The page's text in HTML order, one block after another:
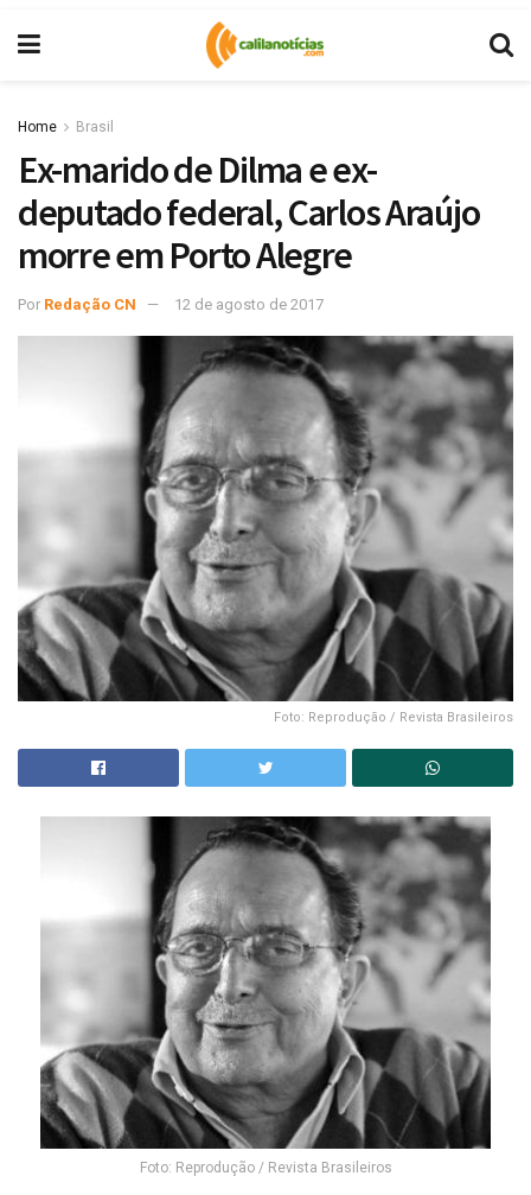
Home Brasil
Ex-marido de Dilma e ex-
deputado federal, Carlos Araújo
morre em Porto Alegre
Por Redação CN 12 de agosto de 2017
Foto: Reprodução / Revista Brasileiros
Foto: Reprodução / Revista Brasileiros